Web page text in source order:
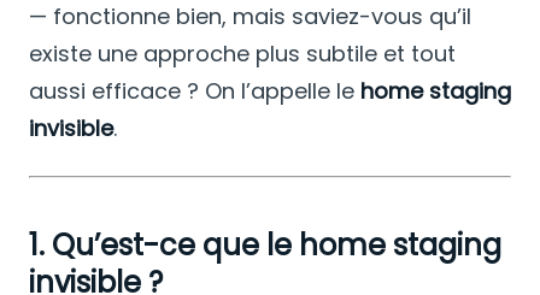
— fonctionne bien, mais saviez-vous qu’il
existe une approche plus subtile et tout
aussi efficace ? On l’appelle le home staging
invisible.
1. Qu’est-ce que le home staging
invisible ?